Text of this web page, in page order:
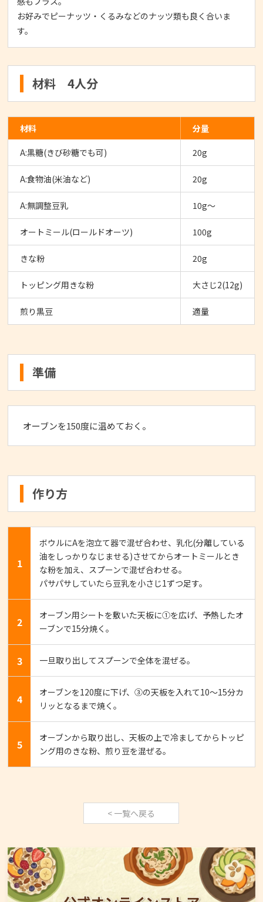
お好みでピーナッツ・くるみなどのナッツ類も良く合いま
す。
材料 4人分
材料 分量
A:黒糖(きび砂糖でも可) 20g
A:食物油(米油など) 20g
A:無調整豆乳 10g～
オートミール(ロールドオーツ) 100g
きな粉 20g
トッピング用きな粉 大さじ2(12g)
煎り黒豆 適量
準備
オーブンを150度に温めておく。
作り方
1
ボウルにAを泡立て器で混ぜ合わせ、乳化(分離している
油をしっかりなじませる)させてからオートミールとき
な粉を加え、スプーンで混ぜ合わせる。
パサパサしていたら豆乳を小さじ1ずつ足す。
2
オーブン用シートを敷いた天板に①を広げ、予熱したオ
ーブンで15分焼く。
3 一旦取り出してスプーンで全体を混ぜる。
4
オーブンを120度に下げ、③の天板を入れて10～15分カ
リッとなるまで焼く。
5
オーブンから取り出し、天板の上で冷ましてからトッピ
ング用のきな粉、煎り豆を混ぜる。
< 一覧へ戻る